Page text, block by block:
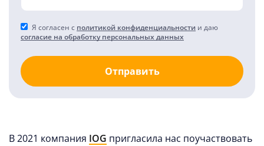
Я согласен с политикой конфиденциальности и даю
согласие на обработку персональных данных
Отправить
В 2021 компания IOG пригласила нас поучаствовать